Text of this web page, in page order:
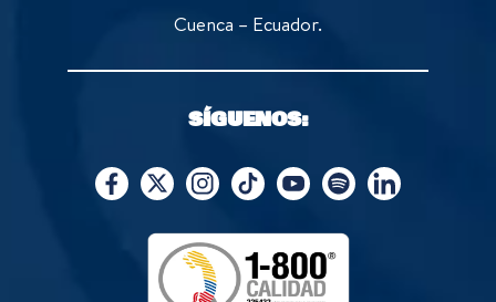
Cuenca – Ecuador.
SÍGUENOS: